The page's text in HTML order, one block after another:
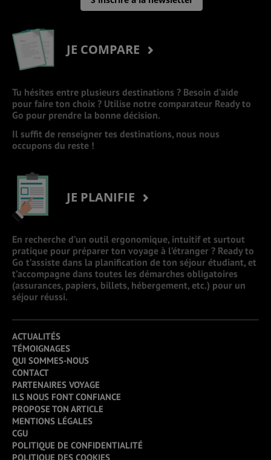
JE COMPARE
Tu hésites entre plusieurs destinations ? Besoin d’aide
pour faire ton choix ? Utilise notre comparateur Ready to
Go pour prendre la bonne décision.
Il suffit de renseigner tes destinations, nous nous
occupons du reste !
JE PLANIFIE
En recherche d’un outil ergonomique, intuitif et surtout
pratique pour préparer ton voyage à l’étranger ? Ready to
Go t’assiste dans la planification de ton séjour étudiant, et
t’accompagne dans toutes les démarches obligatoires
(assurances, papiers, billets, hébergement, etc.) pour un
séjour réussi.
ACTUALITÉS
TÉMOIGNAGES
QUI SOMMES-NOUS
CONTACT
PARTENAIRES VOYAGE
ILS NOUS FONT CONFIANCE
PROPOSE TON ARTICLE
MENTIONS LÉGALES
CGU
POLITIQUE DE CONFIDENTIALITÉ
POLITIQUE DES COOKIES